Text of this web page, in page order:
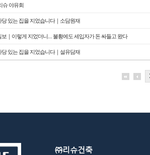
슈 야유회
있는 집을 지었습니다｜소담원재
｜이렇게 지었더니… 불황에도 세입자가 돈 싸들고 왔다
있는 집을 지었습니다｜설유담재
㈜리슈건축